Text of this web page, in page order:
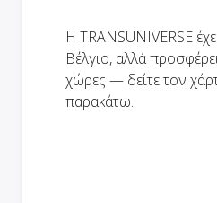
Η TRANSUNIVERSE
Βέλγιο, αλλά
χώρες — δείτε τον
παρακάτω.